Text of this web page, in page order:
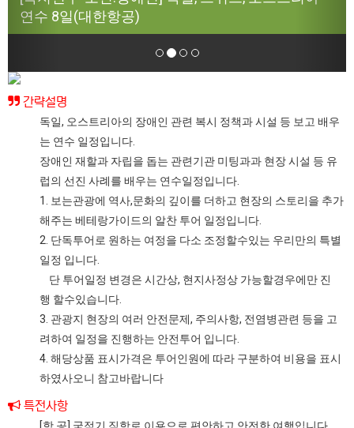
연수 8일(대한항공)
간략설명
독일, 오스트리아의 장애인 관련 복시 정책과 시설 등 보고 배우
는 연수 일정입니다.
장애인 재할과 자립을 돕는 관련기관 미팅과과 현장 시설 등 유
럽의 선진 사례를 배우는 연수일정입니다.
1. 보는관광에 역사,문화의 깊이를 더하고 현장의 스토리을 추가
해주는 베테랑가이드의 알찬 투어 일정입니다.
2. 단독투어로 원하는 여정을 다소 조정할수있는 우리만의 특별
일정 입니다.
단 투어일정 변경은 시간상, 현지사정상 가능할경우에만 진
행 할수있습니다.
3. 관광지 현장의 여러 안전문제, 주의사항, 전염병관련 등을 고
려하여 일정을 진행하는 안전투어 입니다.
4. 해당상품 표시가격은 투어인원에 따라 구분하여 비용을 표시
하였사오니 참고바랍니다
특전사항
[항 공] 국적기 직항로 이용으로 편안하고 안전한 여행입니다.